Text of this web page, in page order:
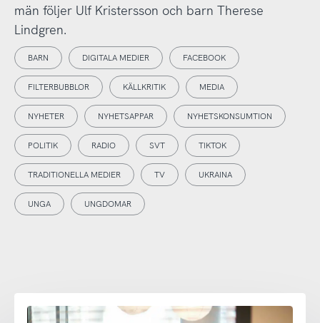
män följer Ulf Kristersson och barn Therese
Lindgren.
BARN DIGITALA MEDIER FACEBOOK
FILTERBUBBLOR KÄLLKRITIK MEDIA
NYHETER NYHETSAPPAR NYHETSKONSUMTION
POLITIK RADIO SVT TIKTOK
TRADITIONELLA MEDIER TV UKRAINA
UNGA UNGDOMAR